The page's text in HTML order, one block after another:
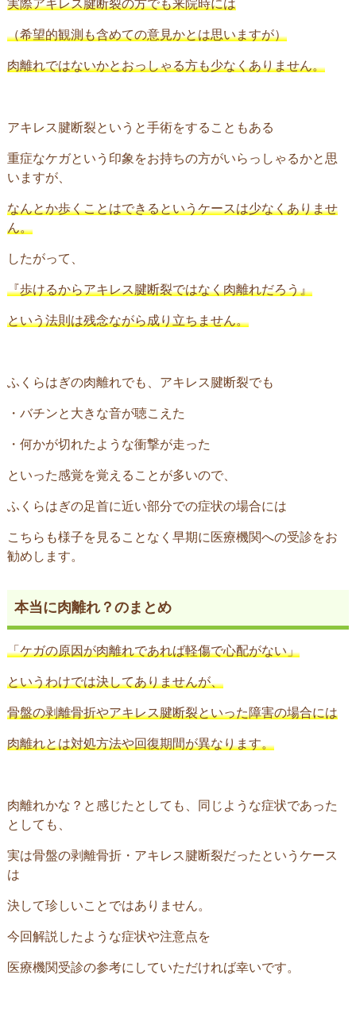
実際アキレス腱断裂の方でも来院時には
（希望的観測も含めての意見かとは思いますが）
肉離れではないかとおっしゃる方も少なくありません。
アキレス腱断裂というと手術をすることもある
重症なケガという印象をお持ちの方がいらっしゃるかと思
いますが、
なんとか歩くことはできるというケースは少なくありませ
ん。
したがって、
『歩けるからアキレス腱断裂ではなく肉離れだろう』
という法則は残念ながら成り立ちません。
ふくらはぎの肉離れでも、アキレス腱断裂でも
・バチンと大きな音が聴こえた
・何かが切れたような衝撃が走った
といった感覚を覚えることが多いので、
ふくらはぎの足首に近い部分での症状の場合には
こちらも様子を見ることなく早期に医療機関への受診をお
勧めします。
本当に肉離れ？のまとめ
「ケガの原因が肉離れであれば軽傷で心配がない」
というわけでは決してありませんが、
骨盤の剥離骨折やアキレス腱断裂といった障害の場合には
肉離れとは対処方法や回復期間が異なります。
肉離れかな？と感じたとしても、同じような症状であった
としても、
実は骨盤の剥離骨折・アキレス腱断裂だったというケース
は
決して珍しいことではありません。
今回解説したような症状や注意点を
医療機関受診の参考にしていただければ幸いです。